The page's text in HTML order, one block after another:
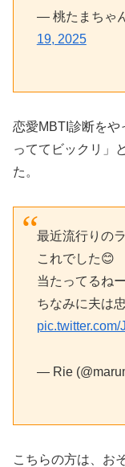
— 桃たまちゃ
19, 2025
恋愛MBTI診断をや
っててビックリ」
た。
最近流行りの
これでした😊
当たってるね
ちなみに夫は
pic.twitter.com/
— Rie
こちらの方は、お